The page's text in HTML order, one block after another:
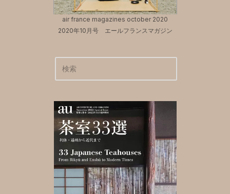
air france magazines october 2020
2020年10月号 エールフランスマガジン